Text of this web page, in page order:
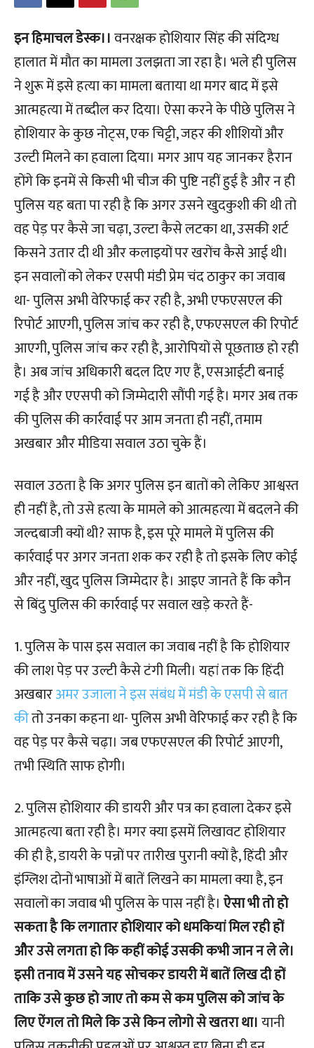
इन हिमाचल डेस्क।।वनरक्षक होशियार सिंह की संदिग्ध
हालात में मौत का मामला उलझता जा रहा है। भले ही पुलिस
ने शुरू में इसे हत्या का मामला बताया था मगर बाद में इसे
आत्महत्या में तब्दील कर दिया। ऐसा करने के पीछे पुलिस ने
होशियार के कुछ नोट्स, एक चिट्टी, जहर की शीशियों और
उल्टी मिलने का हवाला दिया। मगर आप यह जानकर हैरान
होंगे कि इनमें से किसी भी चीज की पुष्टि नहीं हुई है और न ही
पुलिस यह बता पा रही है कि अगर उसने खुदकुशी की थी तो
वह पेड़ पर कैसे जा चढ़ा, उल्टा कैसे लटका था, उसकी शर्ट
किसने उतार दी थी और कलाइयों पर खरोंच कैसे आई थी।
इन सवालों को लेकर एसपी मंडी प्रेम चंद ठाकुर का जवाब
था- पुलिस अभी वेरिफाई कर रही है, अभी एफएसएल की
रिपोर्ट आएगी, पुलिस जांच कर रही है, एफएसएल की रिपोर्ट
आएगी, पुलिस जांच कर रही है, आरोपियों से पूछताछ हो रही
है। अब जांच अधिकारी बदल दिए गए हैं, एसआईटी बनाई
गई है और एएसपी को जिम्मेदारी सौंपी गई है। मगर अब तक
की पुलिस की कार्रवाई पर आम जनता ही नहीं, तमाम
अखबार और मीडिया सवाल उठा चुके हैं।
सवाल उठता है कि अगर पुलिस इन बातों को लेकिए आश्वस्त
ही नहीं है, तो उसे हत्या के मामले को आत्महत्या में बदलने की
जल्दबाजी क्यों थी? साफ है, इस पूरे मामले में पुलिस की
कार्रवाई पर अगर जनता शक कर रही है तो इसके लिए कोई
और नहीं, खुद पुलिस जिम्मेदार है। आइए जानते हैं कि कौन
से बिंदु पुलिस की कार्रवाई पर सवाल खड़े करते हैं-
1. पुलिस के पास इस सवाल का जवाब नहीं है कि होशियार
की लाश पेड़ पर उल्टी कैसे टंगी मिली। यहां तक कि हिंदी
अखबारअमर उजाला ने इस संबंध में मंडी के एसपी से बात
कीतो उनका कहना था- पुलिस अभी वेरिफाई कर रही है कि
वह पेड़ पर कैसे चढ़ा। जब एफएसएल की रिपोर्ट आएगी,
तभी स्थिति साफ होगी।
2. पुलिस होशियार की डायरी और पत्र का हवाला देकर इसे
आत्महत्या बता रही है। मगर क्या इसमें लिखावट होशियार
की ही है, डायरी के पन्नों पर तारीख पुरानी क्यों है, हिंदी और
इंग्लिश दोनों भाषाओं में बातें लिखने का मामला क्या है, इन
सवालों का जवाब भी पुलिस के पास नहीं है। ऐसा भी तो हो
सकता है कि लगातार होशियार को धमकियां मिल रही हों
और उसे लगता हो कि कहीं कोई उसकी कभी जान न ले ले।
इसी तनाव में उसने यह सोचकर डायरी में बातें लिख दी हों
ताकि उसे कुछ हो जाए तो कम से कम पुलिस को जांच के
लिए ऐंगल तो मिले कि उसे किन लोगो से खतरा था।यानी